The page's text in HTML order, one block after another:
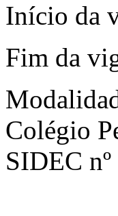
Início da
Fim da
Colégio
SIDEC